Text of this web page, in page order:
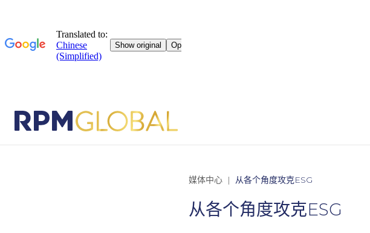
媒体中心 从各个角度攻克ESG
从各个角度攻克ESG